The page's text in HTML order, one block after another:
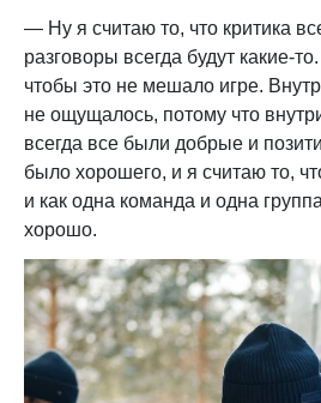
— Ну я считаю то, что критика
разговоры всегда будут какие-
чтобы это не мешало игре.
не ощущалось, потому что
всегда все были добрые и
было хорошего, и я считаю то,
и как одна команда и одна
хорошо.